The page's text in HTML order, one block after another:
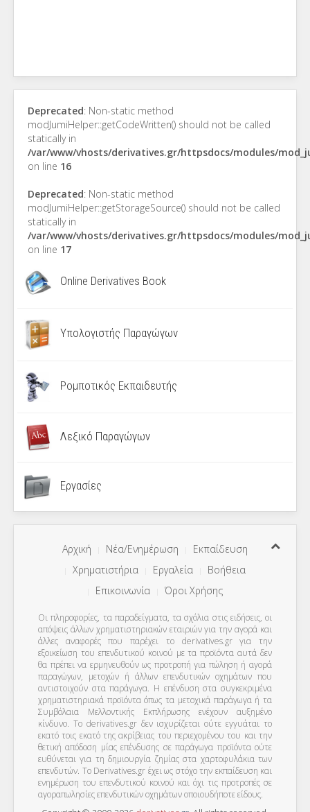
Deprecated: Non-static method
modJumiHelper::getCodeWritten() should not be called
statically in
/var/www/vhosts/derivatives.gr/httpsdocs/modules/
on line 16
Deprecated: Non-static method
modJumiHelper::getStorageSource() should not be called
statically in
/var/www/vhosts/derivatives.gr/httpsdocs/modules/
on line 17
Online Derivatives Book
Υπολογιστής Παραγώγων
Ρομποτικός Εκπαιδευτής
Λεξικό Παραγώγων
Εργασίες
Αρχική Νέα/Ενημέρωση
Εκπαίδευση
Χρηματιστήρια
Εργαλεία
Βοήθεια
Επικοινωνία
Όροι Χρήσης
Οι πληροφορίες, τα παραδείγματα, τα σχόλια στις ειδήσεις, οι
απόψεις άλλων χρηματιστηριακών εταιριών για την αγορά και
άλλες αναφορές που παρέχει το derivatives.gr για την
εξοικείωση του επενδυτικού κοινού με τα προϊόντα αυτά δεν
θα πρέπει να ερμηνευθούν ως προτροπή για πώληση ή αγορά
παραγώγων, μετοχών ή άλλων επενδυτικών οχημάτων που
αντιστοιχούν στα παράγωγα. Η επένδυση στα συγκεκριμένα
χρηματιστηριακά προϊόντα όπως τα μετοχικά παράγωγα ή τα
Συμβόλαια Μελλοντικής Εκπλήρωσης ενέχουν αυξημένο
κίνδυνο. Το derivatives.gr δεν ισχυρίζεται ούτε εγγυάται το
εκατό τοις εκατό της ακρίβειας του περιεχομένου του και την
θετική απόδοση μίας επένδυσης σε παράγωγα προϊόντα ούτε
ευθύνεται για τη δημιουργία ζημίας στα χαρτοφυλάκια των
επενδυτών. To Derivatives.gr έχει ως στόχο την εκπαίδευση και
ενημέρωση του επενδυτικού κοινού και όχι τις προτροπές σε
αγοραπωλησίες επενδυτικών οχημάτων οποιουδήποτε είδους.